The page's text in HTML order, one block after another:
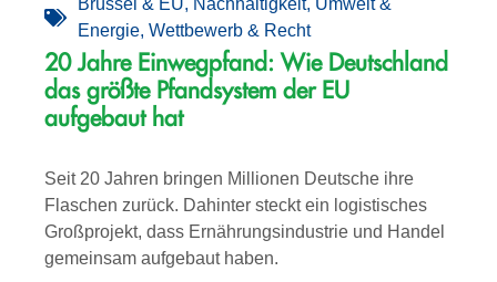
Energie, Wettbewerb & Recht
20 Jahre Einwegpfand: Wie Deutschland
das größte Pfandsystem der EU
aufgebaut hat
Seit 20 Jahren bringen Millionen Deutsche ihre
Flaschen zurück. Dahinter steckt ein logistisches
Großprojekt, dass Ernährungsindustrie und Handel
gemeinsam aufgebaut haben.